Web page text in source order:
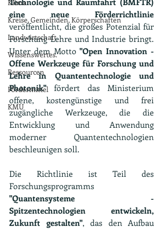
Klima
Kreise, Gemeinden, Körperschaften
Landwirtschaft
Wissenswertes.
Ressourcen
Fördermittel
KMU
veröffentlicht, die großes Potenzial für
Forschung Lehre und Industrie bringt.
Unter dem Motto "Open Innovation -
Offene Werkzeuge für Forschung und
Lehre in Quantentechnologie und
Photonik" fördert das Ministerium
offene, kostengünstige und frei
zugängliche Werkzeuge, die die
Entwicklung und Anwendung
moderner Quantentechnologien
beschleunigen soll.
Die Richtlinie ist Teil des
"Quantensysteme -
Spitzentechnologien entwickeln,
Zukunft gestalten", das den Aufbau